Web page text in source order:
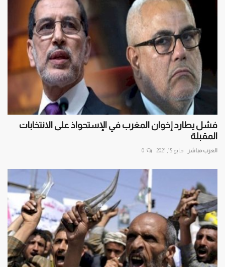
فشل يطارد إخوان المغرب في الإستحواذ على الانتخابات
المقبلة
العرب مباشر مايو 15, 2021 0